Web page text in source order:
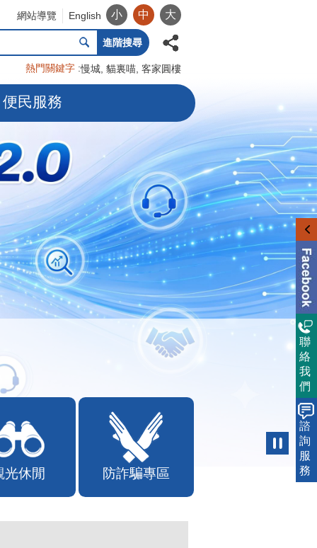
網站導覽 English 小 中 大
進階搜尋
熱門關鍵字 慢城 貓裏喵 客家圓樓
便民服務
光休閒 防詐騙專區
聯
絡
我
們
諮
詢
服
務